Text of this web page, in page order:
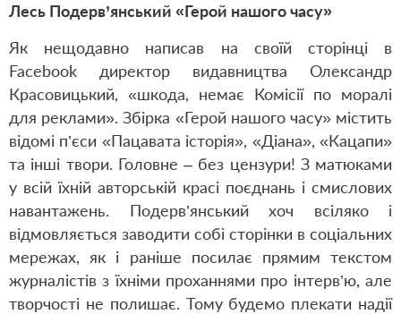
Лесь Подерв’янський «Герой нашого часу»
Як нещодавно написав на своїй сторінці в
Facebook директор видавництва Олександр
Красовицький, «шкода, немає Комісії по моралі
для реклами». Збірка «Герой нашого часу» містить
відомі п’єси «Пацавата історія», «Діана», «Кацапи»
та інші твори. Головне – без цензури! З матюками
у всій їхній авторській красі поєднань і смислових
навантажень. Подерв’янський хоч всіляко і
відмовляється заводити собі сторінки в соціальних
мережах, як і раніше посилає прямим текстом
журналістів з їхніми проханнями про інтерв’ю, але
творчості не полишає. Тому будемо плекати надії